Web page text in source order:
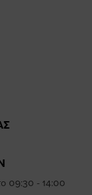
09:30 - 14:00